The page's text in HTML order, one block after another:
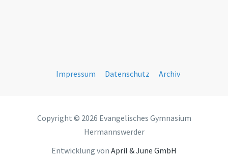
Impressum Datenschutz Archiv
Copyright © 2026 Evangelisches Gymnasium
Hermannswerder
Entwicklung von April & June GmbH